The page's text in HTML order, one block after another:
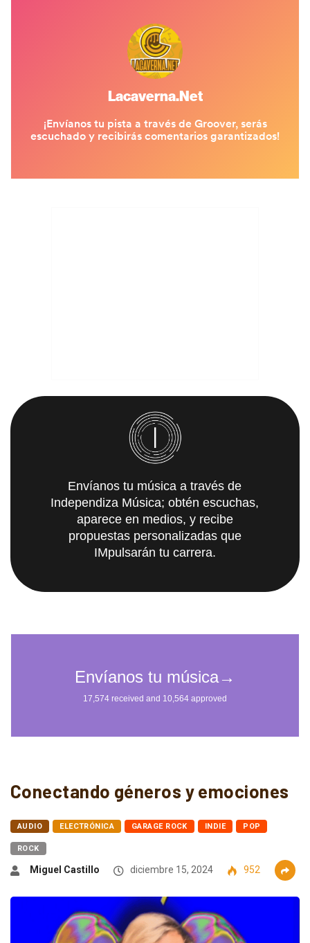
Envíanos tu música a través de
Independiza Música; obtén escuchas,
aparece en medios, y recibe
propuestas personalizadas que
IMpulsarán tu carrera.
Conectando géneros y emociones
AUDIO ELECTRÓNICA GARAGE ROCK INDIE POP
ROCK
Miguel Castillo diciembre 15, 2024 952